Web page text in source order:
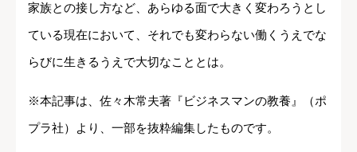
家族との接し方など、あらゆる面で大きく変わろうとし
ている現在において、それでも変わらない働くうえでな
らびに生きるうえで大切なこととは。
※本記事は、佐々木常夫著『ビジネスマンの教養』（ポ
プラ社）より、一部を抜粋編集したものです。